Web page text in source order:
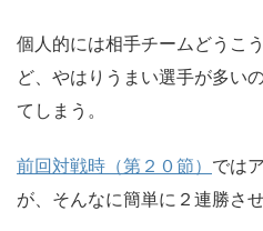
個人的には相手チームどうこ
ど、やはりうまい選手が多い
てしまう。
前回対戦時（第２０節） では
が、そんなに簡単に２連勝さ